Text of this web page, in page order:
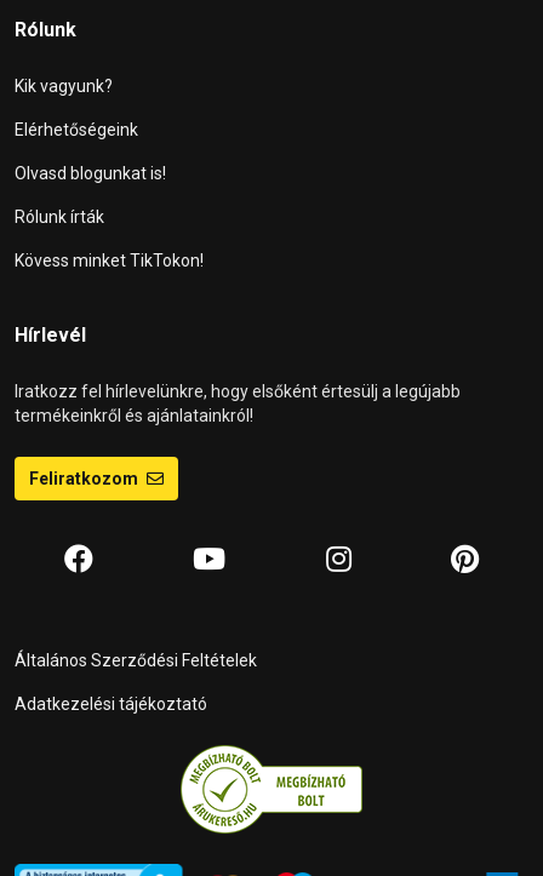
Rólunk
Kik vagyunk?
Elérhetőségeink
Olvasd blogunkat is!
Rólunk írták
Kövess minket TikTokon!
Hírlevél
Iratkozz fel hírlevelünkre, hogy elsőként értesülj a legújabb
termékeinkről és ajánlatainkról!
Feliratkozom
Általános Szerződési Feltételek
Adatkezelési tájékoztató